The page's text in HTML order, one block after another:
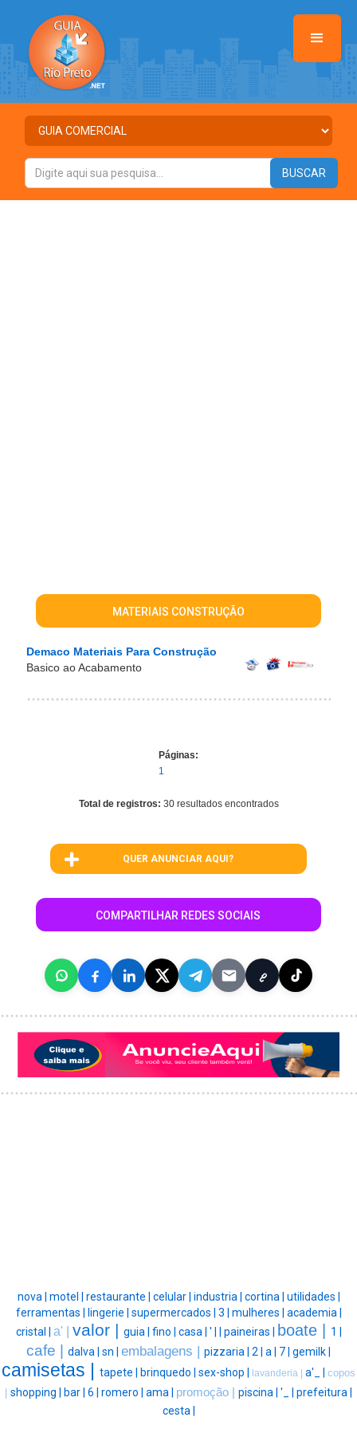
MATERIAIS CONSTRUÇÃO
Demaco Materiais Para Construção
Basico ao Acabamento
Páginas:
1
Total de registros: 30 resultados encontrados
QUER ANUNCIAR AQUI?
COMPARTILHAR REDES SOCIAIS
nova | motel | restaurante | celular | industria | cortina | utilidades |
ferramentas |
lingerie | supermercados | 3 | mulheres | academia |
cristal | a' | valor | guia | fino | casa | ' | paineiras | boate | 1 |
cafe | dalva | sn | embalagens | pizzaria | 2 | a | 7 | gemilk |
camisetas | tapete | brinquedo | sex-shop | lavanderia | a'_ | copos
shopping | bar | 6 | romero | ama | promoção | piscina | '_ | prefeitura |
cesta |